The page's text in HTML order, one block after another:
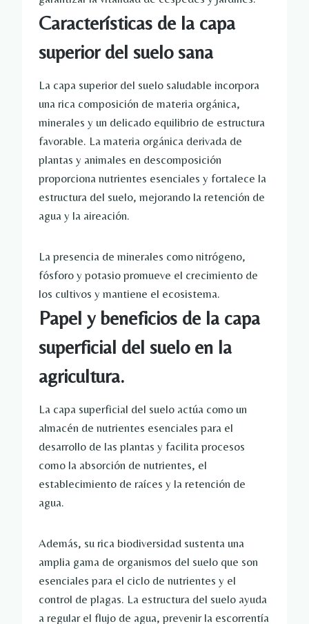
Características de la capa
superior del suelo sana
La capa superior del suelo saludable incorpora
una rica composición de materia orgánica,
minerales y un delicado equilibrio de estructura
favorable. La materia orgánica derivada de
plantas y animales en descomposición
proporciona nutrientes esenciales y fortalece la
estructura del suelo, mejorando la retención de
agua y la aireación.
La presencia de minerales como nitrógeno,
fósforo y potasio promueve el crecimiento de
los cultivos y mantiene el ecosistema.
Papel y beneficios de la capa
superficial del suelo en la
agricultura.
La capa superficial del suelo actúa como un
almacén de nutrientes esenciales para el
desarrollo de las plantas y facilita procesos
como la absorción de nutrientes, el
establecimiento de raíces y la retención de
agua.
Además, su rica biodiversidad sustenta una
amplia gama de organismos del suelo que son
esenciales para el ciclo de nutrientes y el
control de plagas. La estructura del suelo ayuda
a regular el flujo de agua, prevenir la escorrentía